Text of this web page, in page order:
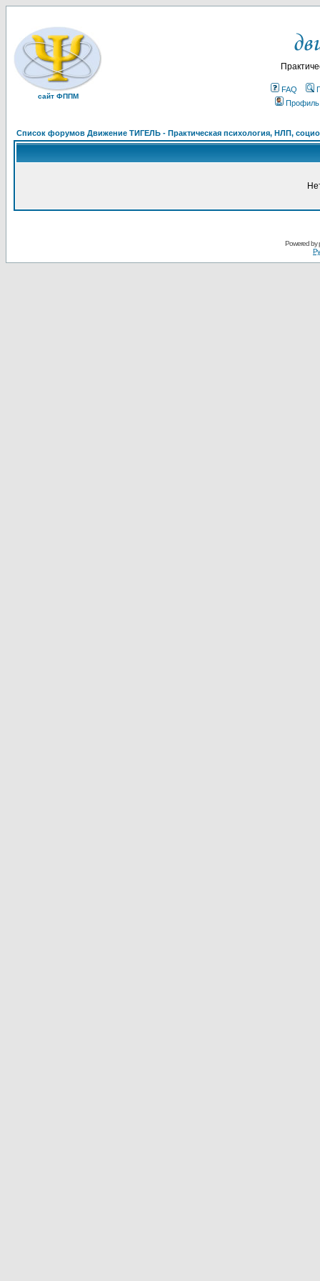
сайт ФППМ
FAQ
Профиль
Список форумов Движение ТИГЕЛЬ - Практическая психология, НЛП,
Powered by